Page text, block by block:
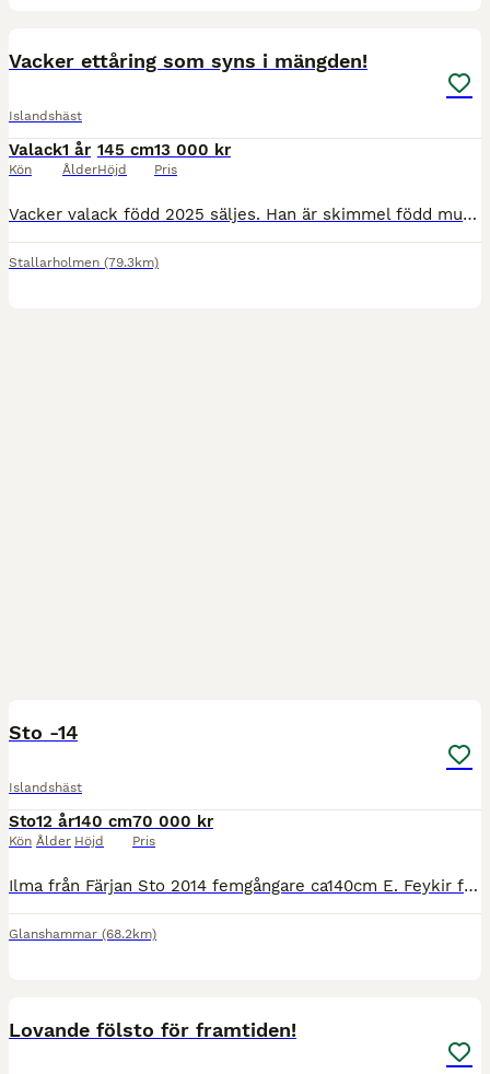
Vacker ettåring som syns i mängden!
Islandshäst
Valack
Kön
1 år
Ålder
145 cm
Höjd
13 000 kr
Pris
Vacker valack född 2025 säljes. Han är skimmel född musblackskäck och visar redan ett otroligt lynne och fina gångarter! Han står på Island där han går i stor flock och min tanke var att han skulle
Stallarholmen (79.3km)
Sto -14
Islandshäst
Sto
Kön
12 år
Ålder
140 cm
Höjd
70 000 kr
Pris
Ilma från Färjan Sto 2014 femgångare ca140cm E. Feykir från Knutshyttan U. Jódís fra Ytri-Hofdölum Ej till barn eller nybörjare. Behöver aktiveras! Finns i Örebro En tuff tjej som behöver en trygg o
Glanshammar (68.2km)
Lovande fölsto för framtiden!